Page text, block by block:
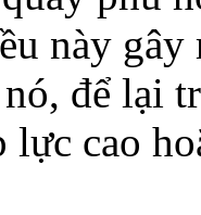
này
để lại
lực cao